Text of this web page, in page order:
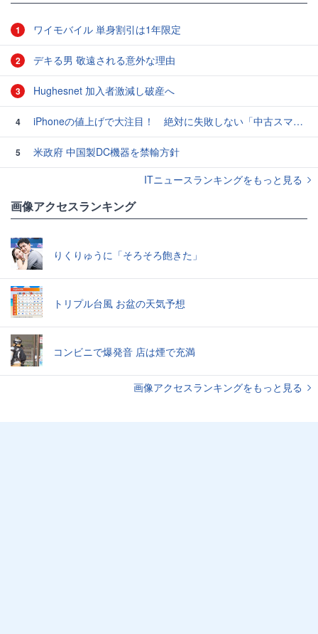
1 ワイモバイル 単身割引は1年限定
2 デキる男 敬遠される意外な理由
3 Hughesnet 加入者激減し破産へ
4 iPhoneの値上げで大注目！ 絶対に失敗しない「中古スマホ」の売り方＆買い方
5
米政府 中国製DC機器を禁輸方針
ITニュースランキングをもっと見る
画像アクセスランキング
りくりゅうに「そろそろ飽きた」
トリプル台風 お盆の天気予想
コンビニで爆発音 店は煙で充満
画像アクセスランキングをもっと見る